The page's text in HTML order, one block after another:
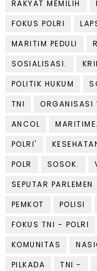
RAKYAT MEMILIH
FOKUS POLRI
MARITIM PEDULI
SOSIALISASI.
POLITIK HUKUM
TNI
ORGANISASI
ANCOL
MARITIME.
POLRI'
POLR
SOSOK.
SEPUTAR PARLEMEN
PEMKOT
POLISI
FOKUS TNI - POLRI
KOMUNITAS
PILKADA
TNI -